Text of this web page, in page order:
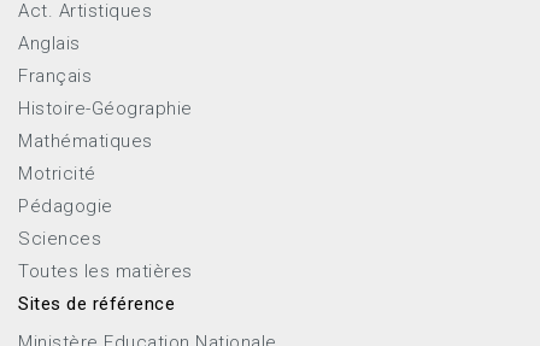
Act. Artistiques
Anglais
Français
Histoire-Géographie
Mathématiques
Motricité
Pédagogie
Sciences
Toutes les matières
Sites de référence